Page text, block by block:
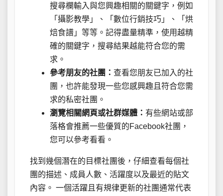
搜尋欄輸入與您興趣相關的關鍵字，例如
「攝影教學」、「數位行銷技巧」、「烘
焙食譜」等等。記得盡量精準，使用越精
確的關鍵字，搜尋結果越能符合您的需
求。
參考朋友的社團： 查看您朋友已加入的社
團，也許能發現一些您感興趣且符合您需
求的私密社團。
瀏覽相關網頁或社群媒體： 有些網站或部
落格會推薦一些優質的Facebook社團，
您可以參考看看。
找到幾個潛在的目標社團後，仔細查看每個社
團的描述、成員人數、活躍度以及最近的貼文
內容。 一個活躍且有規律更新的社團通常代表